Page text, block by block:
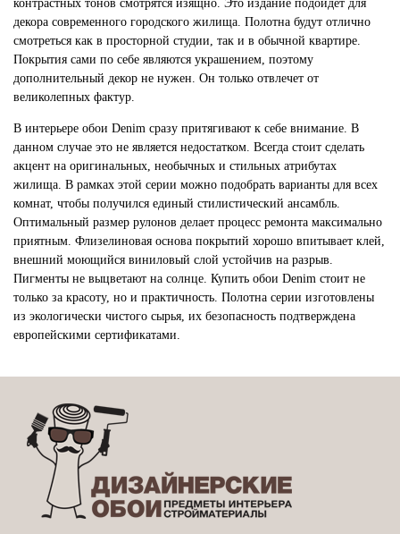
контрастных тонов смотрятся изящно. Это издание подойдет для
декора современного городского жилища. Полотна будут отлично
смотреться как в просторной студии, так и в обычной квартире.
Покрытия сами по себе являются украшением, поэтому
дополнительный декор не нужен. Он только отвлечет от
великолепных фактур.
В интерьере обои Denim сразу притягивают к себе внимание. В
данном случае это не является недостатком. Всегда стоит сделать
акцент на оригинальных, необычных и стильных атрибутах
жилища. В рамках этой серии можно подобрать варианты для всех
комнат, чтобы получился единый стилистический ансамбль.
Оптимальный размер рулонов делает процесс ремонта максимально
приятным. Флизелиновая основа покрытий хорошо впитывает клей,
внешний моющийся виниловый слой устойчив на разрыв.
Пигменты не выцветают на солнце. Купить обои Denim стоит не
только за красоту, но и практичность. Полотна серии изготовлены
из экологически чистого сырья, их безопасность подтверждена
европейскими сертификатами.